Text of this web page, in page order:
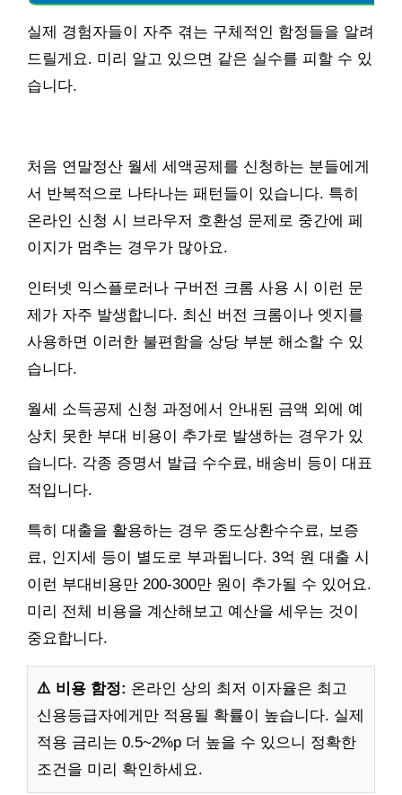
실제 경험자들이 자주 겪는 구체적인 함정들을 알려
드릴게요. 미리 알고 있으면 같은 실수를 피할 수 있
습니다.
처음 연말정산 월세 세액공제를 신청하는 분들에게
서 반복적으로 나타나는 패턴들이 있습니다. 특히
온라인 신청 시 브라우저 호환성 문제로 중간에 페
이지가 멈추는 경우가 많아요.
인터넷 익스플로러나 구버전 크롬 사용 시 이런 문
제가 자주 발생합니다. 최신 버전 크롬이나 엣지를
사용하면 이러한 불편함을 상당 부분 해소할 수 있
습니다.
월세 소득공제 신청 과정에서 안내된 금액 외에 예
상치 못한 부대 비용이 추가로 발생하는 경우가 있
습니다. 각종 증명서 발급 수수료, 배송비 등이 대표
적입니다.
특히 대출을 활용하는 경우 중도상환수수료, 보증
료, 인지세 등이 별도로 부과됩니다. 3억 원 대출 시
이런 부대비용만 200-300만 원이 추가될 수 있어요.
미리 전체 비용을 계산해보고 예산을 세우는 것이
중요합니다.
⚠️ 비용 함정: 온라인 상의 최저 이자율은 최고
신용등급자에게만 적용될 확률이 높습니다. 실제
적용 금리는 0.5~2%p 더 높을 수 있으니 정확한
조건을 미리 확인하세요.